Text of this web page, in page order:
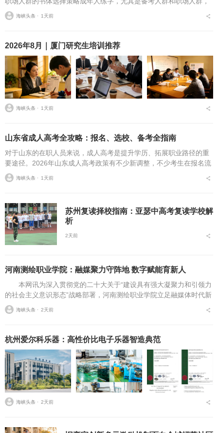
常常面临一个具体问题：字丑想改善，到底该练标准楷书，还是练楷
书快写，或者干脆练行...
海峡头条 ⋅ 1天前
2026年8月｜厦门研究生培训推荐
海峡头条 ⋅ 1天前
山东省成人高考全攻略：报名、选校、备考全指南
对于山东的在职人员来说，成人高考是提升学历、拓展职业路径的重
要途径。2026年山东成人高考政策有不少新调整，不少考生在报名流
程、条件筛选、院校选择等方面存在诸多疑问，本文将从报名全流
程、报考条件、院校...
海峡头条 ⋅ 1天前
苏州复读择校指南：亚瑟中高考复读学校解
析
2天前
河南测绘职业学院：融媒聚力守阵地 数字赋能育新人
本网讯为深入贯彻党的二十大关于“建设具有强大凝聚力和引领力
的社会主义意识形态”战略部署，河南测绘职业学院立足融媒体时代新
挑战，扎实推进在风险研判、机制创新、技术赋能、实践育人等方面
的路径分析与研...
海峡头条 ⋅ 2天前
杭州爱尔科乐器：高性价比电子乐器智造典范
海峡头条 ⋅ 2天前